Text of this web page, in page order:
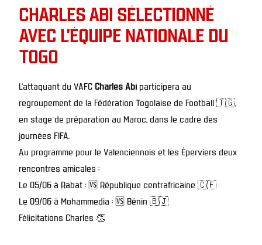
CHARLES ABI SÉLECTIONNÉ
AVEC L'ÉQUIPE NATIONALE DU
TOGO
L’attaquant du VAFC Charles Abi participera au
regroupement de la Fédération Togolaise de Football 🇹🇬,
en stage de préparation au Maroc, dans le cadre des
journées FIFA.
Au programme pour le Valenciennois et les Éperviers deux
rencontres amicales :
Le 05/06 à Rabat : 🆚 République centrafricaine 🇨🇫
Le 09/06 à Mohammedia : 🆚 Bénin 🇧🇯
Félicitations Charles 👏